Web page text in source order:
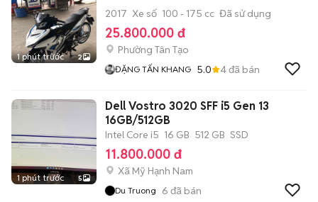
1 phút trước 2
2017 Xe số 100 - 175 cc Đã sử dụng
25.800.000 đ
Phường Tân Tạo
ĐẶNG TẤN KHANG 5.0 4đã bán
1 phút trước 5
Dell Vostro 3020 SFF i5 Gen 13
16GB/512GB
Intel Core i5 16 GB 512 GB SSD
11.800.000 đ
Xã Mỹ Hạnh Nam
Du Truong 6 đã bán